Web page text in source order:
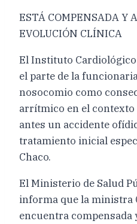
ESTÁ COMPENSADA Y
EVOLUCIÓN CLÍNICA
El Instituto
el parte de la
nosocomio como
arrítmico en el
antes un accidente
tratamiento inicial
Chaco.
El Ministerio de Salud
informa que la ministra
encuentra compensada